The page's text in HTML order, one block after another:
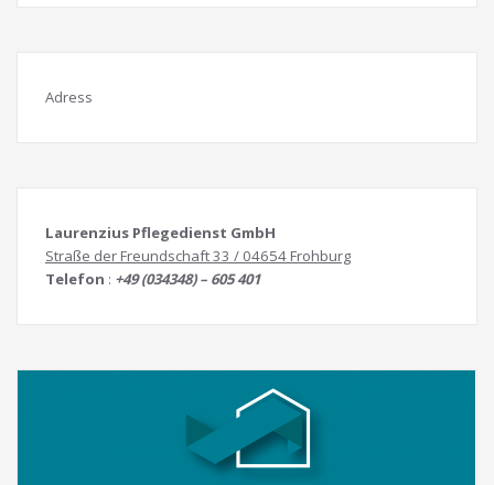
Adress
Laurenzius Pflegedienst GmbH
Straße der Freundschaft 33 / 04654 Frohburg
Telefon : +49 (034348) – 605 401